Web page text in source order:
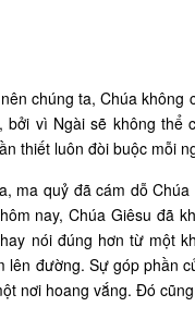
chúng ta, Chúa
bởi vì Ngài sẽ không
thiết luôn đòi buộc mỗi
ma quỷ đã cám dỗ
nay, Chúa Giêsu đã
nói đúng hơn từ một
đường. Sự góp phần
nơi hoang vắng. Đó